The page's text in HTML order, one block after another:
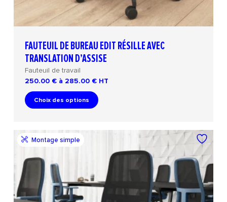
FAUTEUIL DE BUREAU EDIT RÉSILLE AVEC
TRANSLATION D’ASSISE
Fauteuil de travail
250.00 € à 285.00 € HT
Choix des options
Montage simple